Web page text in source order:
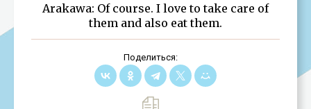
Arakawa: Of course. I love to take care of
them and also eat them.
Поделиться: